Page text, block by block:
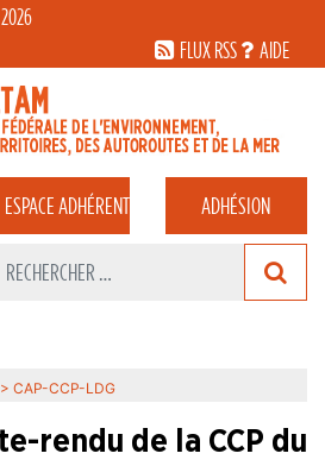
FLUX RSS
AIDE
ESPACEADHÉRENT ADHÉSION
> CAP-CCP-LDG
rendu de la CCP du